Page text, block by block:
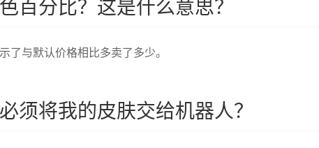
百分比？这是什么意思？
了与默认价格相比多卖了多少。
须将我的皮肤交给机器人？